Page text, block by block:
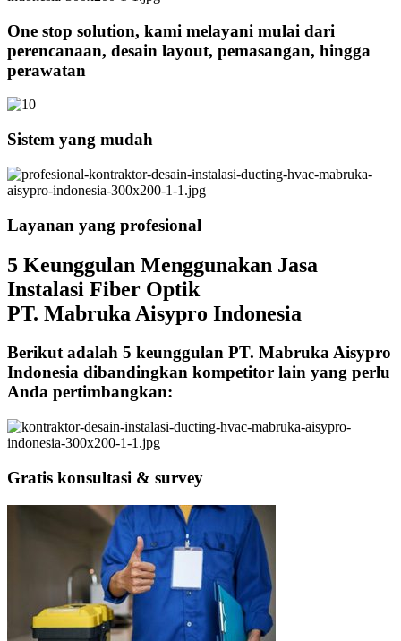
One stop solution, kami melayani mulai dari
perencanaan, desain layout, pemasangan, hingga
perawatan
Sistem yang mudah
Layanan yang profesional
5 Keunggulan Menggunakan Jasa
Instalasi Fiber Optik
PT. Mabruka Aisypro Indonesia
Berikut adalah 5 keunggulan PT. Mabruka Aisypro
Indonesia dibandingkan kompetitor lain yang perlu
Anda pertimbangkan:
Gratis konsultasi & survey